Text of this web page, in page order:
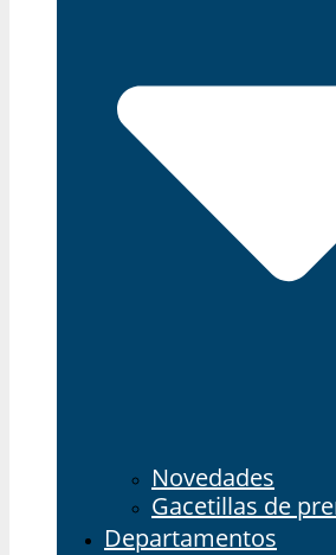
Novedades
Gacetillas de
Departamentos